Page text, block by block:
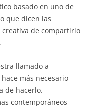
basado en uno de
que dicen las
de compartirlo
llamado a
más necesario
de hacerlo.
contemporáneos